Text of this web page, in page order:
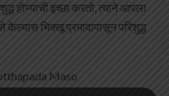
होण्याची इच्छा करतो, त्याने आपला
भिक्खू प्रमादापासून परिशुद्ध
Maso